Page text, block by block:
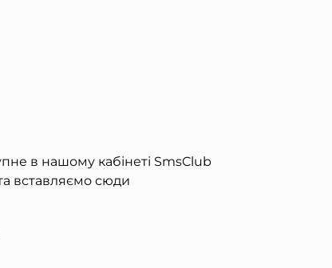
в нашому кабінеті SmsClub
вставляємо сюди